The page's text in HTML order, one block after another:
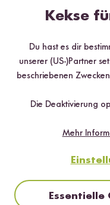
lecker 😍
Person fand diese
18.06.2026
Auch dieser Becher
Kekse
Du hast es dir
unserer (US-)Partner
beschriebenen
Die Deaktivierung
Mehr